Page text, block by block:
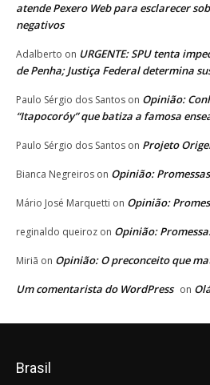
atende Pexero Web para esclarecer
negativos
Adalberto on URGENTE: SPU tenta
de Penha; Justiça Federal determina
Paulo Sérgio dos Santos on Opinião:
“Itapocoróy” que batiza a famosa
Paulo Sérgio dos Santos on Projeto
Bianca Negreiros on Opinião:
Mário José Marquetti on Opinião:
reginaldo queiroz on Opinião:
Miriã on Opinião: O preconceito que
Um comentarista do WordPress on
Brasil